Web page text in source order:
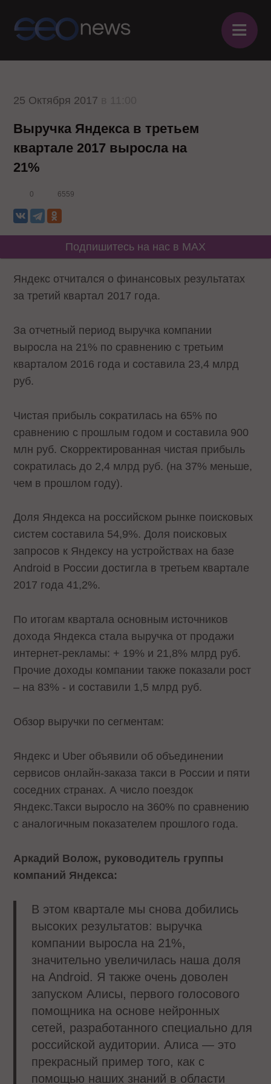
≡
25 Октября 2017
Выручка Яндекса в третьем
квартале 2017 выросла на
21%
0 6559
Подпишитесь на нас в MAX
Яндекс отчитался о финансовых результатах
за третий квартал 2017 года.
За отчетный период выручка компании
выросла на 21% по сравнению с третьим
кварталом 2016 года и составила 23,4 млрд
руб.
Чистая прибыль сократилась на 65% по
сравнению с прошлым годом и составила 900
млн руб. Скорректированная чистая прибыль
сократилась до 2,4 млрд руб. (на 37% меньше,
чем в прошлом году).
Доля Яндекса на российском рынке поисковых
систем составила 54,9%. Доля поисковых
запросов к Яндексу на устройствах на базе
Android в России достигла в третьем квартале
2017 года 41,2%.
По итогам квартала основным источников
дохода Яндекса стала выручка от продажи
интернет-рекламы: + 19% и 21,8% млрд руб.
Прочие доходы компании также показали рост
– на 83% - и составили 1,5 млрд руб.
Обзор выручки по сегментам:
Яндекс и Uber объявили об объединении
сервисов онлайн-заказа такси в России и пяти
соседних странах. А число поездок
Яндекс.Такси выросло на 360% по сравнению
с аналогичным показателем прошлого года.
Аркадий Волож, руководитель группы
компаний Яндекса:
В этом квартале мы снова добились
высоких результатов: выручка
компании выросла на 21%,
значительно увеличилась наша доля
на Android. Я также очень доволен
запуском Алисы, первого голосового
помощника на основе нейронных
сетей, разработанного специально для
российской аудитории. Алиса — это
прекрасный пример того, как с
помощью наших знаний в области